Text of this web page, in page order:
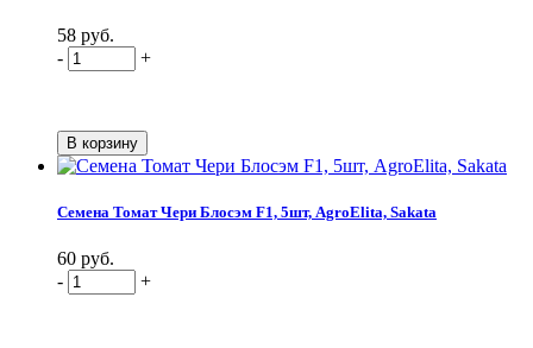
58 руб.
-
+
Семена Томат Чери Блосэм F1, 5шт, AgroElita, Sakata
60 руб.
-
+